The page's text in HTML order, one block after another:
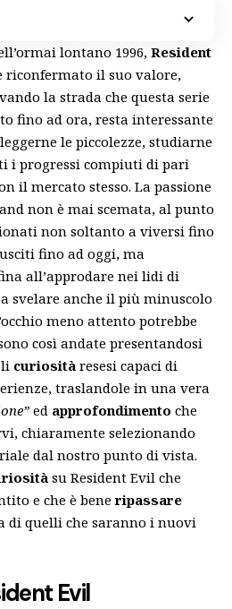
lontano 1996, Resident
riconfermato il suo valore,
la strada che questa serie
fino ad ora, resta interessante
le piccolezze, studiarne
i progressi compiuti di pari
il mercato stesso. La passione
non è mai scemata, al punto
non soltanto a viversi fino
fino ad oggi, ma
all’approdare nei lidi di
svelare anche il più minuscolo
meno attento potrebbe
così andate presentandosi
curiosità resesi capaci di
traslandole in una vera
ed approfondimento che
chiaramente selezionando
dal nostro punto di vista.
su Resident Evil che
e che è beneripassare
di quelli che saranno i nuovi
Evil